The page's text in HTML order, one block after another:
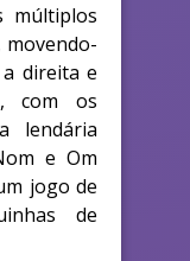
múltiplos
movendo-
direita e
com os
lendária
e Om
jogo de
de